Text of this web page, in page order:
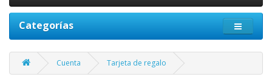
Categorías
Cuenta Tarjeta de regalo